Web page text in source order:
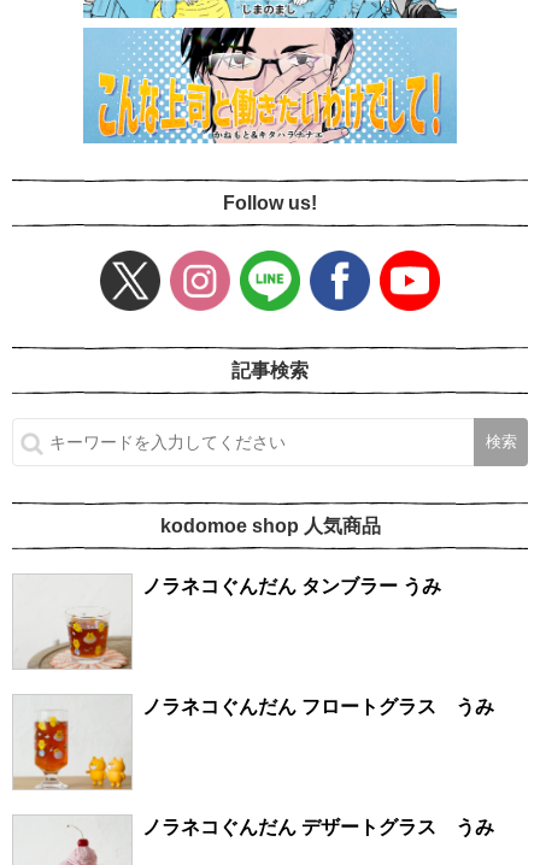
Follow us!
記事検索
kodomoe shop 人気商品
ノラネコぐんだん タンブラー うみ
ノラネコぐんだん フロートグラス うみ
ノラネコぐんだん デザートグラス うみ